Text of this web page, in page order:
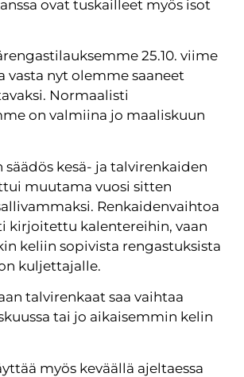
ovat tuskailleet myös isot
25.10. viime
vasta nyt olemme saaneet
Normaalisti
on valmiina jo maaliskuun
säädös kesä- ja talvirenkaiden
muutama vuosi sitten
Renkaidenvaihtoa
kirjoitettu kalentereihin, vaan
keliin sopivista rengastuksista
kuljettajalle.
talvirenkaat saa vaihtaa
tai jo aikaisemmin kelin
myös keväällä ajeltaessa